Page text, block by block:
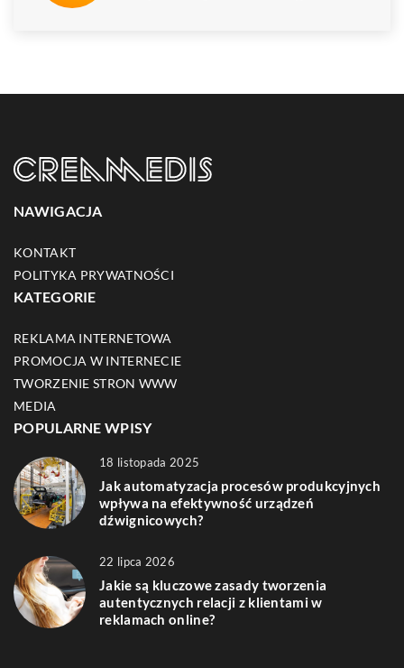
NAWIGACJA
KONTAKT
POLITYKA PRYWATNOŚCI
KATEGORIE
REKLAMA INTERNETOWA
PROMOCJA W INTERNECIE
TWORZENIE STRON WWW
MEDIA
POPULARNE WPISY
18 listopada 2025
Jak automatyzacja procesów produkcyjnych
wpływa na efektywność urządzeń
dźwignicowych?
22 lipca 2026
Jakie są kluczowe zasady tworzenia
autentycznych relacji z klientami w
reklamach online?